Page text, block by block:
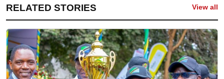
RELATED STORIES View all